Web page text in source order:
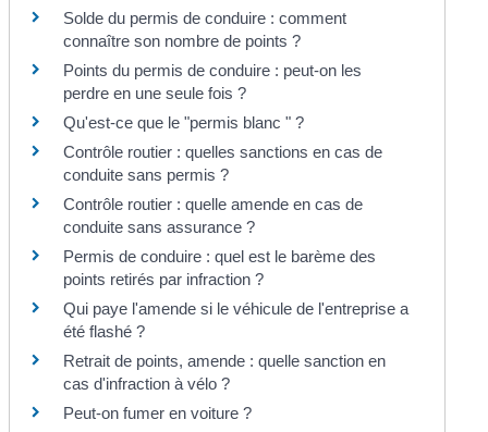
Solde du permis de conduire : comment
connaître son nombre de points ?
Points du permis de conduire : peut-on les
perdre en une seule fois ?
Qu'est-ce que le "permis blanc " ?
Contrôle routier : quelles sanctions en cas de
conduite sans permis ?
Contrôle routier : quelle amende en cas de
conduite sans assurance ?
Permis de conduire : quel est le barème des
points retirés par infraction ?
Qui paye l'amende si le véhicule de l'entreprise a
été flashé ?
Retrait de points, amende : quelle sanction en
cas d'infraction à vélo ?
Peut-on fumer en voiture ?